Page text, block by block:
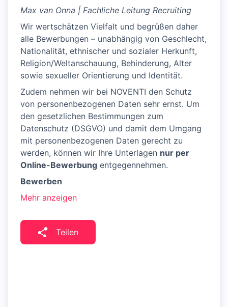
Max van Onna | Fachliche Leitung Recruiting
Wir wertschätzen Vielfalt und begrüßen daher
alle Bewerbungen – unabhängig von Geschlecht,
Nationalität, ethnischer und sozialer Herkunft,
Religion/Weltanschauung, Behinderung, Alter
sowie sexueller Orientierung und Identität.
Zudem nehmen wir bei NOVENTI den Schutz
von personenbezogenen Daten sehr ernst. Um
den gesetzlichen Bestimmungen zum
Datenschutz (DSGVO) und damit dem Umgang
mit personenbezogenen Daten gerecht zu
werden, können wir Ihre Unterlagen nur per
Online-Bewerbung entgegennehmen.
Bewerben
Mehr anzeigen
Teilen